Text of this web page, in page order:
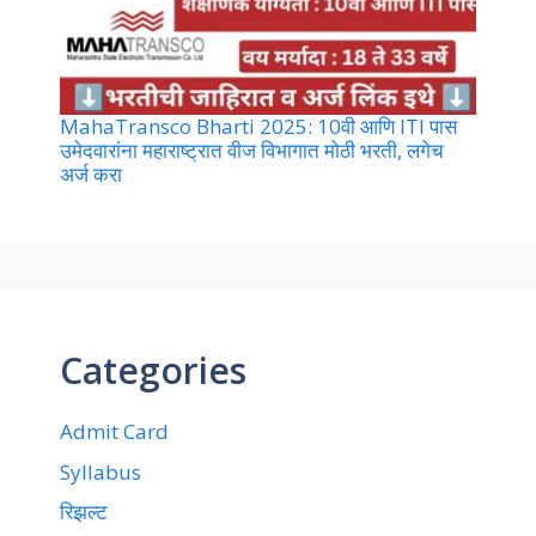
MahaTransco Bharti 2025: 10वी आणि ITI पास
उमेदवारांना महाराष्ट्रात वीज विभागात मोठी भरती, लगेच
अर्ज करा
Categories
Admit Card
Syllabus
रिझल्ट